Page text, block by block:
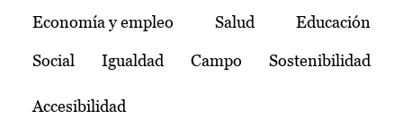
Temas
Economía y empleo Salud Educación
Social Igualdad Campo Sostenibilidad
Accesibilidad